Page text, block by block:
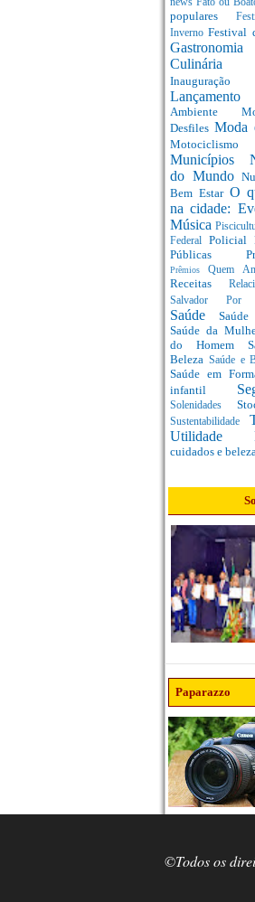
news Fato ou
populares
InvernoFestival
Ambiente
Desfiles Moda
Motociclismo
Municípios
do Mundo
Bem Estar O
na cidade:
Música
Federal Policial
Públicas
PrêmiosQuem
Receitas
Salvador Por
Saúde
Saúde da
do Homem
Beleza Saúde e
Saúde em
infantil
Solenidades
Sustentabilidade
Utilidade
cuidados e
Paparazzo
©Todos os